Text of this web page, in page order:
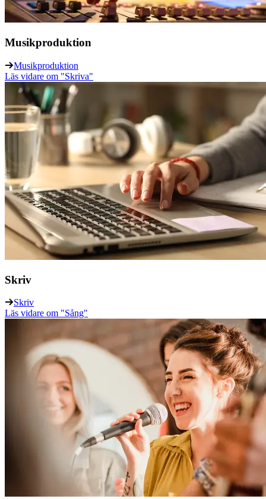
Musikproduktion
Musikproduktion
Läs vidare om "Skriva"
Skriv
Skriv
Läs vidare om "Sång"